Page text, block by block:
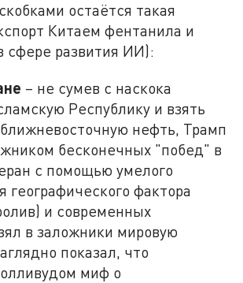
остаётся такая
Китаем фентанила и
сфере развития ИИ):
– не сумев с наскока
Республику и взять
нефть, Трамп
бесконечных "побед" в
с помощью умелого
географического фактора
и современных
в заложники мировую
показал, что
миф о